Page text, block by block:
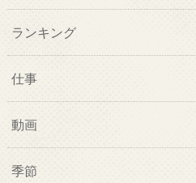
ランキング
仕事
動画
季節